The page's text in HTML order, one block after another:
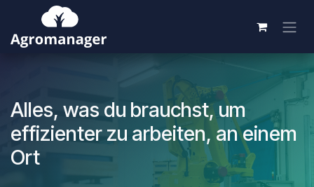
Zum Inhalt springen
Alles, was du brauchst, um
effizienter zu arbeiten, an einem
Ort